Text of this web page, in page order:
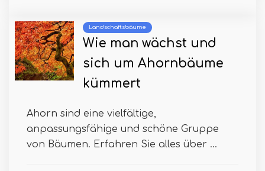
Landschaftsbäume
Wie man wächst und
sich um Ahornbäume
kümmert
Ahorn sind eine vielfältige,
anpassungsfähige und schöne Gruppe
von Bäumen. Erfahren Sie alles über ...